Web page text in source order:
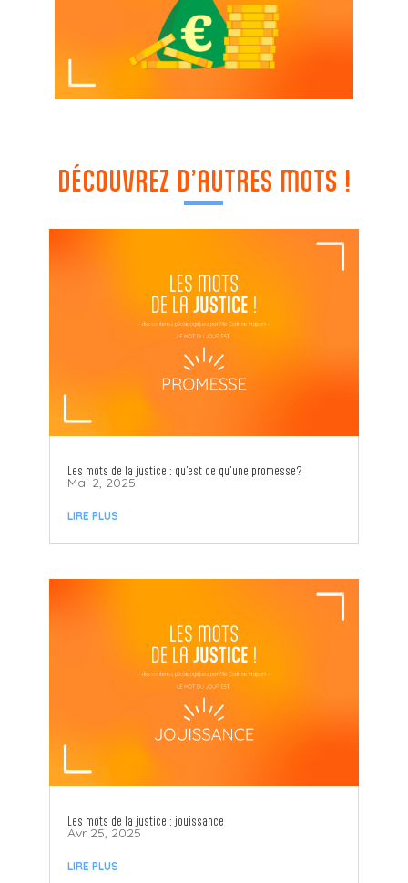
DÉCOUVREZ D’AUTRES MOTS !
Les mots de la justice : qu’est ce qu’une promesse?
Mai 2, 2025
LIRE PLUS
Les mots de la justice : jouissance
Avr 25, 2025
LIRE PLUS